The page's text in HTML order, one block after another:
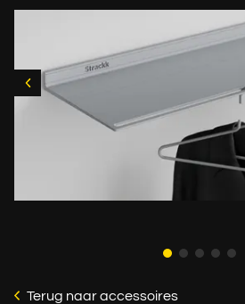
Terug naar accessoires